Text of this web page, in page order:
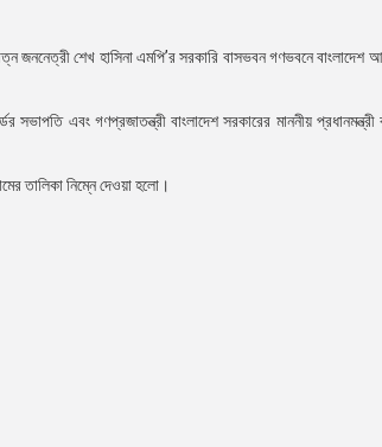
জননেত্রী শেখ হাসিনা এমপি’র সরকারি বাসভবন গণভবনে বাংলাদেশ
এবং গণপ্রজাতন্ত্রী বাংলাদেশ সরকারের মাননীয় প্রধানমন্ত্রী
তালিকা নিম্নে দেওয়া হলো।